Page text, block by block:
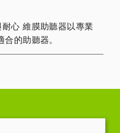
心 維膜助聽器以專業
的助聽器。